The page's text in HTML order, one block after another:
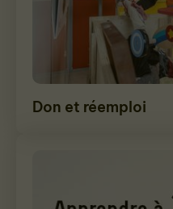
Don et réemploi